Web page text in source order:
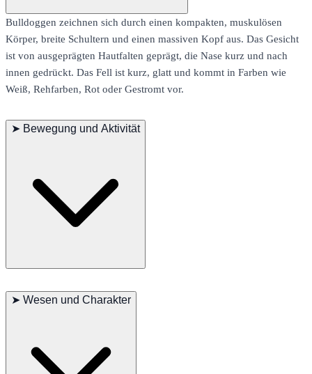
Bulldoggen zeichnen sich durch einen kompakten, muskulösen
Körper, breite Schultern und einen massiven Kopf aus. Das Gesicht
ist von ausgeprägten Hautfalten geprägt, die Nase kurz und nach
innen gedrückt. Das Fell ist kurz, glatt und kommt in Farben wie
Weiß, Rehfarben, Rot oder Gestromt vor.
➤ Bewegung und Aktivität
haben sie einen charakteristischen, gemächlichen Gang. Kurze
➤ Wesen und Charakter